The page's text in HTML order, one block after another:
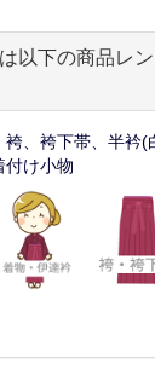
以下の商品レ
、袴下帯、半衿
付け小物